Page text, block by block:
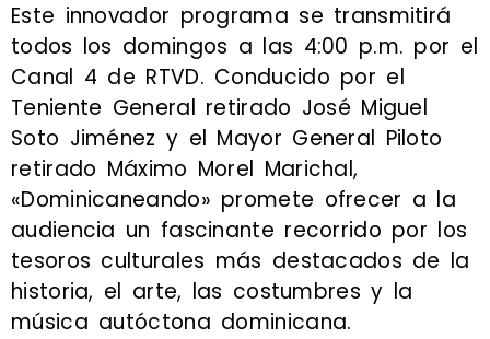
Este innovador programa se transmitirá
todos los domingos a las 4:00 p.m. por el
Canal 4 de RTVD. Conducido por el
Teniente General retirado José Miguel
Soto Jiménez y el Mayor General Piloto
retirado Máximo Morel Marichal,
«Dominicaneando» promete ofrecer a la
audiencia un fascinante recorrido por los
tesoros culturales más destacados de la
historia, el arte, las costumbres y la
música autóctona dominicana.